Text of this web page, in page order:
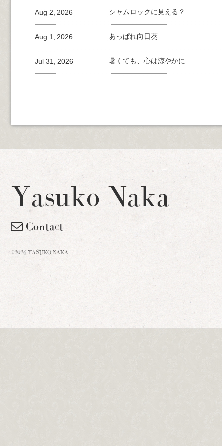
シャムロックに見える？
Aug 2, 2026
あっぱれ向日葵
Aug 1, 2026
暑くても、心は涼やかに
Jul 31, 2026
Yasuko Naka
Contact
©2026 YASUKO NAKA